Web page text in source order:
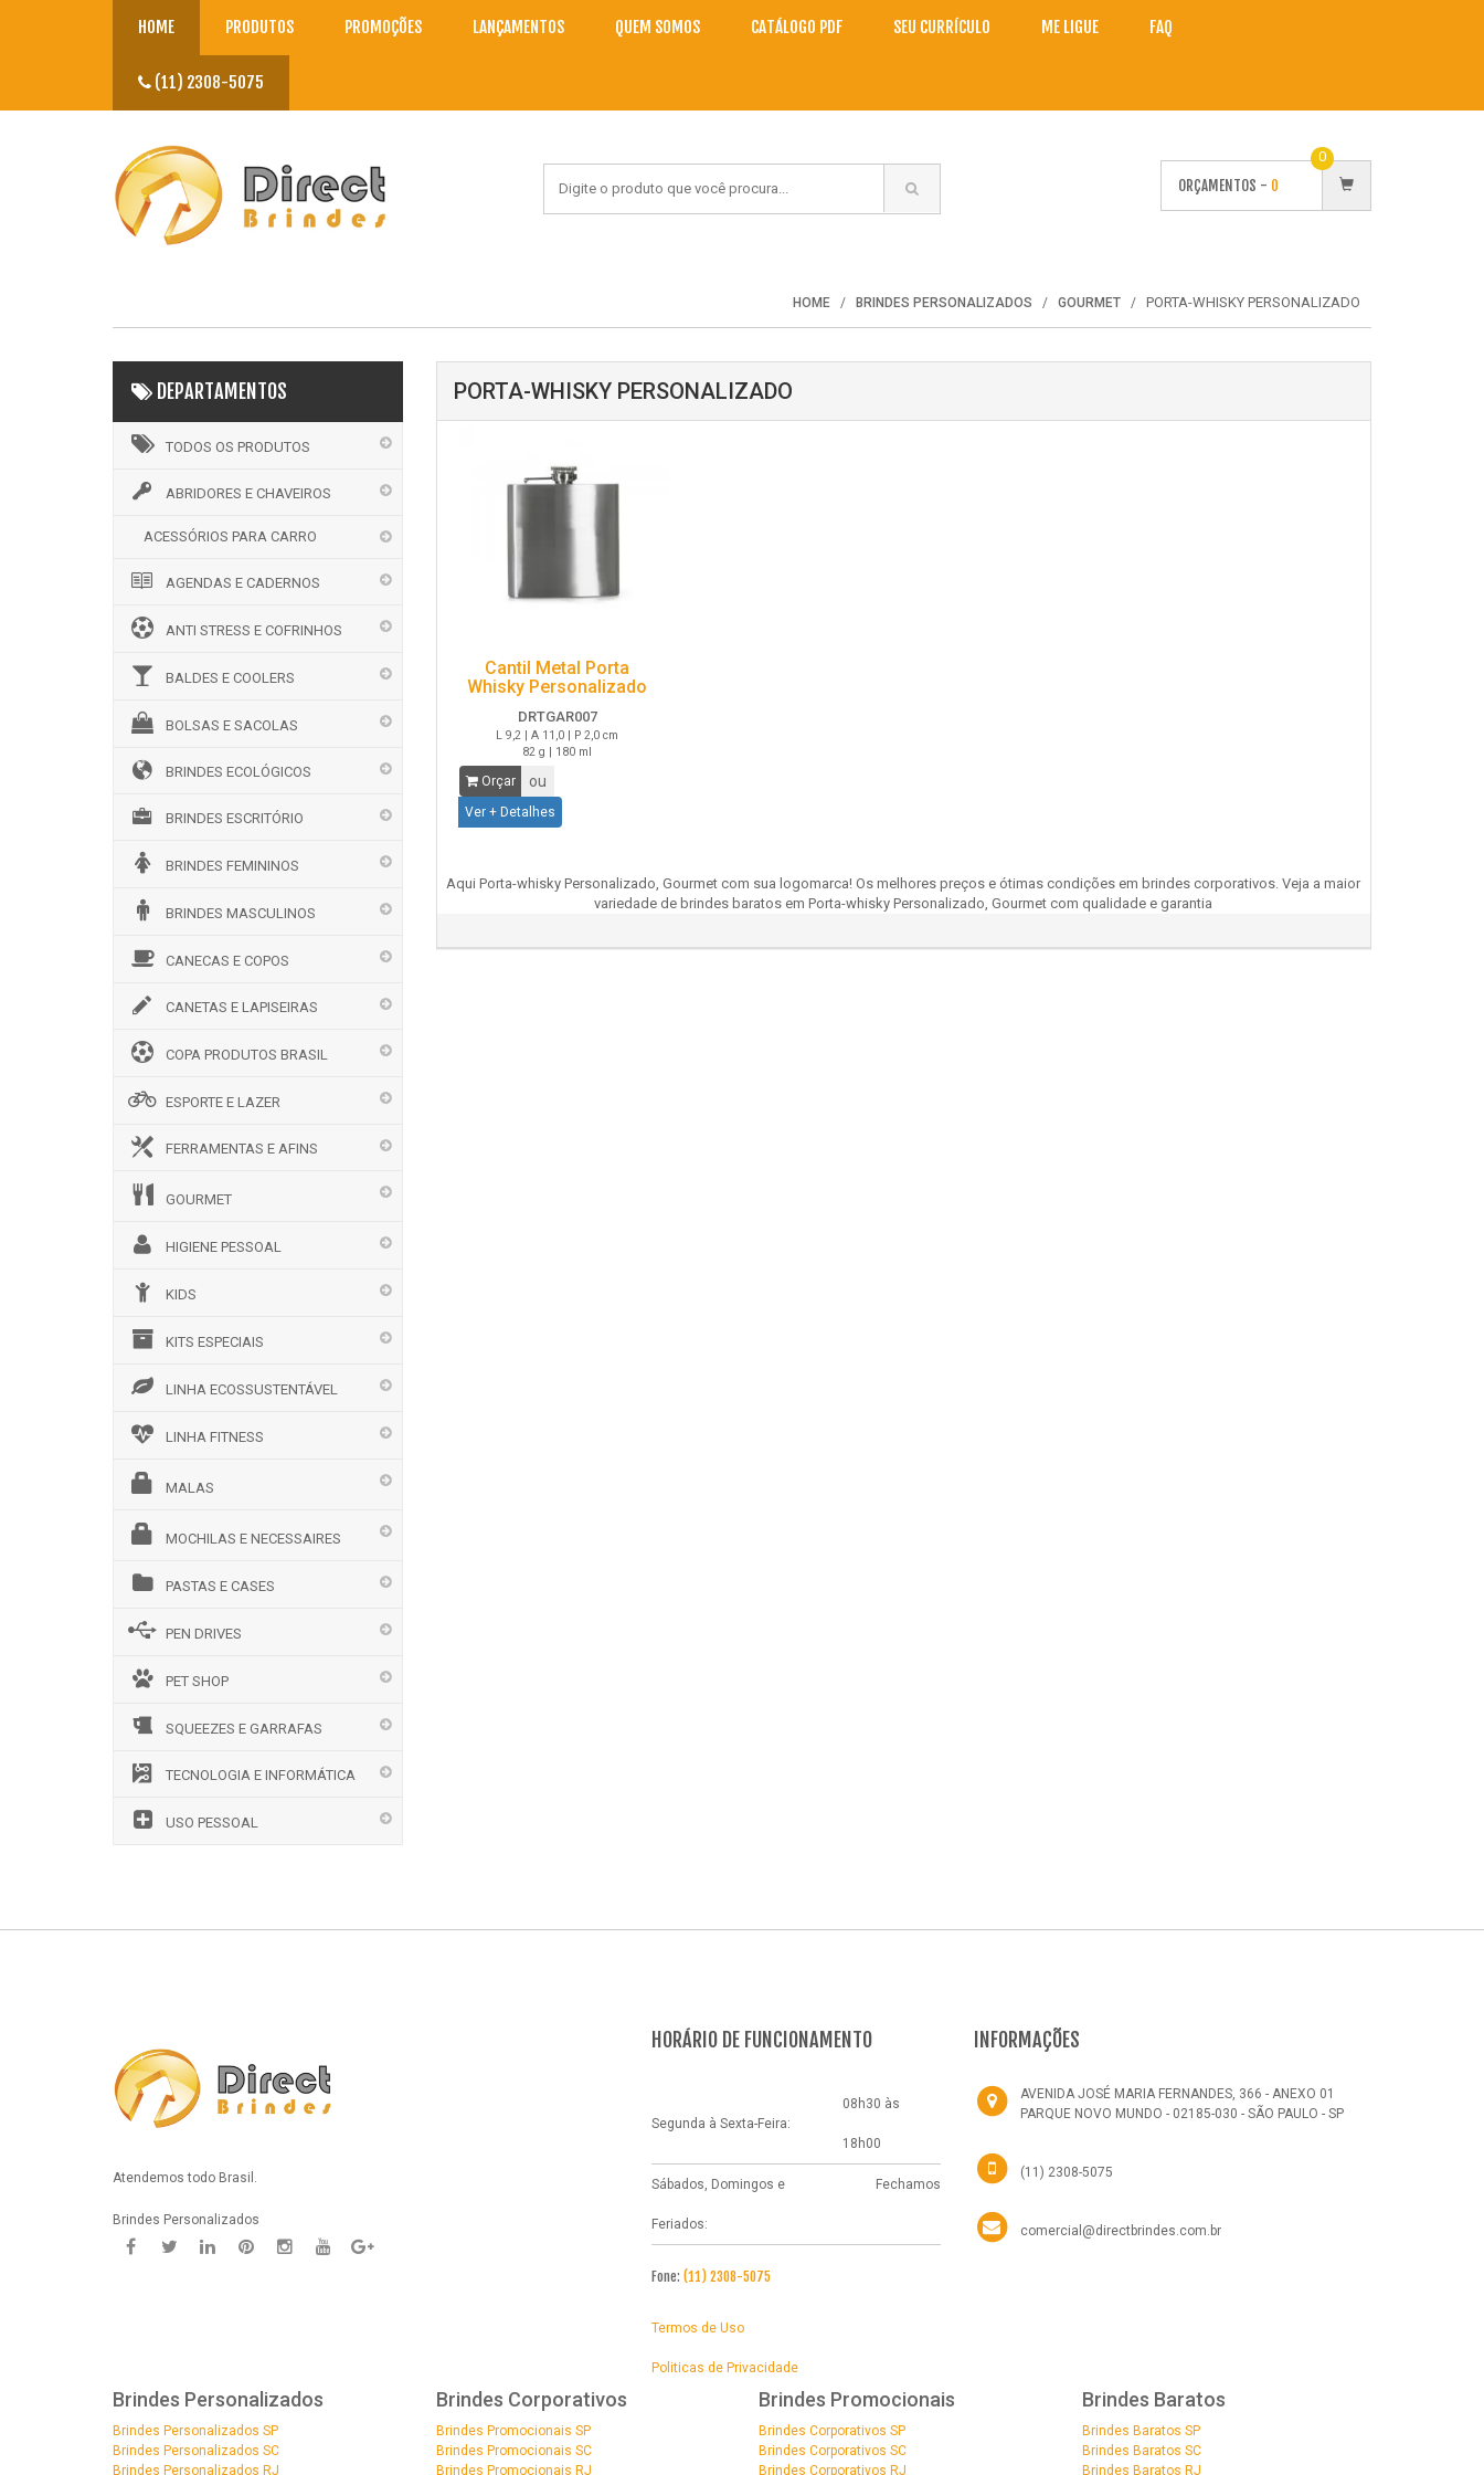
HOME PRODUTOS PROMOÇÕES LANÇAMENTOS QUEM SOMOS CATÁLOGO PDF SEU CURRÍCULO ME LIGUE FAQ
(11) 2308-5075
ORÇAMENTOS - 0
0
HOME BRINDES PERSONALIZADOS GOURMET PORTA-WHISKY PERSONALIZADO
DEPARTAMENTOS
TODOS OS PRODUTOS
ABRIDORES E CHAVEIROS
ACESSÓRIOS PARA CARRO
AGENDAS E CADERNOS
ANTI STRESS E COFRINHOS
BALDES E COOLERS
BOLSAS E SACOLAS
BRINDES ECOLÓGICOS
BRINDES ESCRITÓRIO
BRINDES FEMININOS
BRINDES MASCULINOS
CANECAS E COPOS
CANETAS E LAPISEIRAS
COPA PRODUTOS BRASIL
ESPORTE E LAZER
FERRAMENTAS E AFINS
GOURMET
HIGIENE PESSOAL
KIDS
KITS ESPECIAIS
LINHA ECOSSUSTENTÁVEL
LINHA FITNESS
MALAS
MOCHILAS E NECESSAIRES
PASTAS E CASES
PEN DRIVES
PET SHOP
SQUEEZES E GARRAFAS
TECNOLOGIA E INFORMÁTICA
USO PESSOAL
PORTA-WHISKY PERSONALIZADO
Cantil Metal Porta
Whisky Personalizado
DRTGAR007
L 9,2 | A 11,0 | P 2,0 cm
82 g | 180 ml
Orçar ou
Ver + Detalhes
Aqui Porta-whisky Personalizado, Gourmet com sua logomarca! Os melhores preços e ótimas condições em brindes corporativos. Veja a maior
variedade de brindes baratos em Porta-whisky Personalizado, Gourmet com qualidade e garantia
Atendemos todo Brasil.
Brindes Personalizados
HORÁRIO DE FUNCIONAMENTO
Segunda à Sexta-Feira:
08h30 às
18h00
Sábados, Domingos e
Feriados:
Fechamos
Fone: (11) 2308-5075
Termos de Uso
Politicas de Privacidade
INFORMAÇÕES
AVENIDA JOSÉ MARIA FERNANDES, 366 - ANEXO 01
PARQUE NOVO MUNDO - 02185-030 - SÃO PAULO - SP
(11) 2308-5075
comercial@directbrindes.com.br
Brindes Personalizados
Brindes Personalizados SP
Brindes Personalizados SC
Brindes Personalizados RJ
Brindes Corporativos
Brindes Promocionais SP
Brindes Promocionais SC
Brindes Promocionais RJ
Brindes Promocionais
Brindes Corporativos SP
Brindes Corporativos SC
Brindes Corporativos RJ
Brindes Baratos
Brindes Baratos SP
Brindes Baratos SC
Brindes Baratos RJ